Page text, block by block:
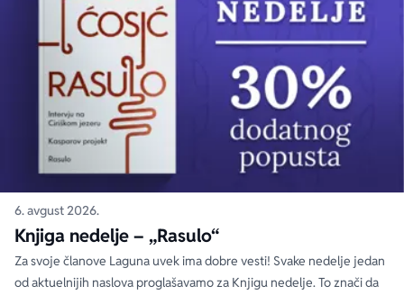
6. avgust 2026.
Knjiga nedelje – „Rasulo“
Za svoje članove Laguna uvek ima dobre vesti! Svake nedelje jedan
od aktuelnijih naslova proglašavamo za Knjigu nedelje. To znači da